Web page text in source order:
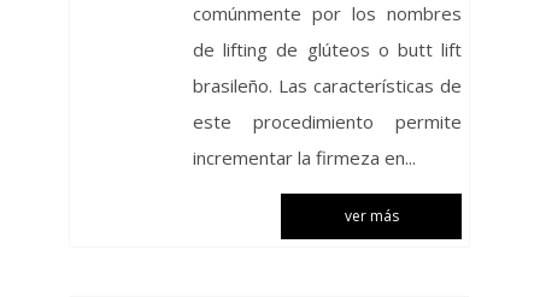
comúnmente por los nombres
de lifting de glúteos o butt lift
brasileño. Las características de
este procedimiento permite
incrementar la firmeza en...
ver más